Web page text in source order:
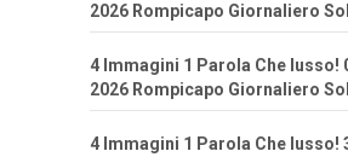
2026 Rompicapo Giornaliero
4 Immagini 1 Parola Che lusso!
2026 Rompicapo Giornaliero
4 Immagini 1 Parola Che lusso!